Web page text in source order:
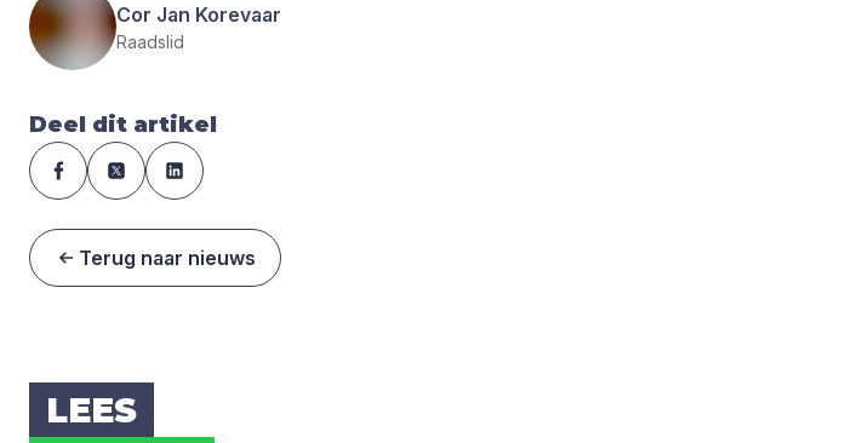
Cor Jan Korevaar
Raadslid
Deel dit artikel
Terug naar nieuws
LEES